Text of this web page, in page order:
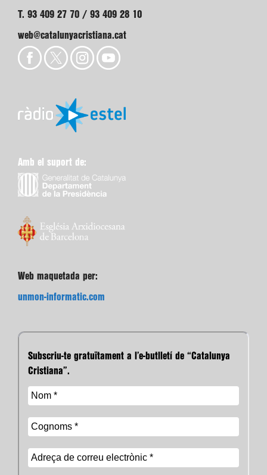
T. 93 409 27 70 / 93 409 28 10
web@catalunyacristiana.cat
Amb el suport de:
Web maquetada per:
unmon-informatic.com
Subscriu-te gratuïtament a l’e-butlletí de “Catalunya
Cristiana”.